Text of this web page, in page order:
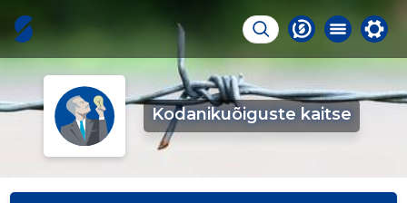
Kodanikuõiguste kaitse